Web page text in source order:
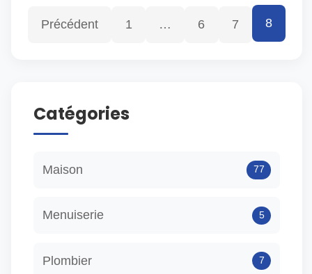
Précédent 1 … 6 7 8
Catégories
Maison 77
Menuiserie 5
Plombier 7